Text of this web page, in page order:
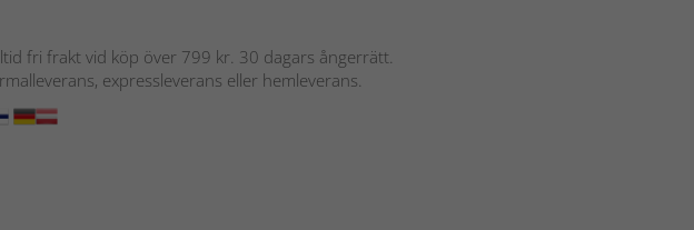
fri frakt vid köp över 799 kr. 30 dagars ångerrätt.
expressleverans eller hemleverans.